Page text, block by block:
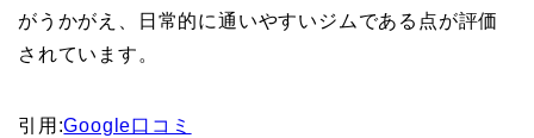
がうかがえ、日常的に通いやすいジムである点が評価
されています。
引用:Google口コミ